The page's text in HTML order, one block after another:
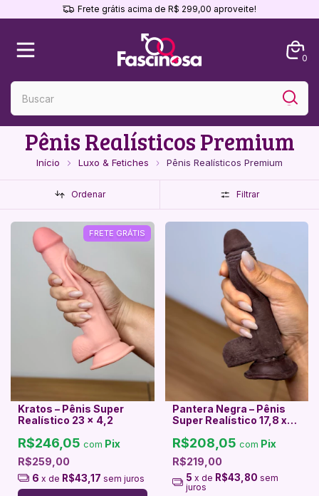
Frete grátis acima de R$ 299,00 aproveite!
0
Pênis Realísticos Premium
Início Luxo & Fetiches Pênis Realísticos Premium
Ordenar Filtrar
FRETE GRÁTIS
Kratos – Pênis Super
Realístico 23 x 4,2
R$259,00
R$246,05 com Pix
6 x de R$43,17 sem juros
Pantera Negra – Pênis
Super Realístico 17,8 x
R$219,00
R$208,05 com Pix
5 x de R$43,80 sem
juros